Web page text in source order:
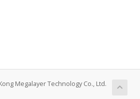
Megalayer Technology Co., Ltd.